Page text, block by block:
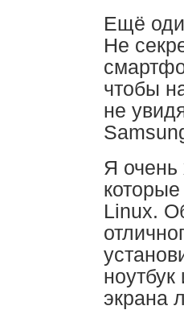
Ещё
Не
чтобы
не
Я очень
Linux.
экрана